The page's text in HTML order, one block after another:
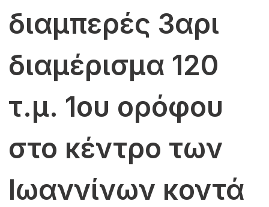
διαμπερές 3αρι
διαμέρισμα 120
τ.μ. 1ου ορόφου
στο κέντρο των
Ιωαννίνων κοντά